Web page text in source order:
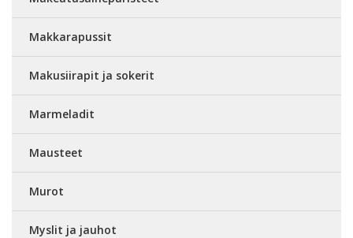
Makkarapussit
Makusiirapit ja sokerit
Marmeladit
Mausteet
Murot
Myslit ja jauhot